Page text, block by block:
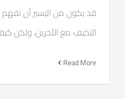
قد يكون من اليسير أن نفهم
التكيف مع الأخرين، ولكن
Read More